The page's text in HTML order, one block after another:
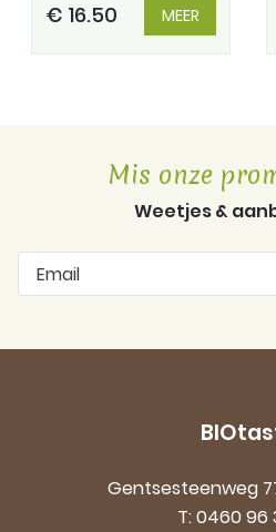
€ 16.50 MEER
Mis onze
Weetjes &
Gentsesteenweg
T:0460 96